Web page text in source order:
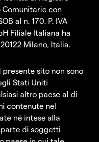
con
al n. 170. P. IVA
Filiale Italiana ha
Milano, Italia.
sito non sono
Stati Uniti
altro paese al di
contenute nel
né intese alla
di soggetti